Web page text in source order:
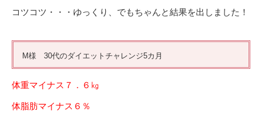
コツコツ・・・ゆっくり、でもちゃんと結果を出しました！
M様 30代のダイエットチャレンジ5カ月
体重マイナス７．６㎏
体脂肪マイナス６％